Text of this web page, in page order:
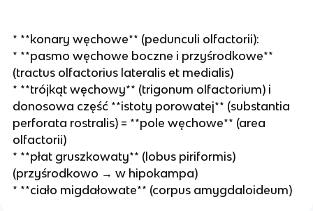
* **konary węchowe** (pedunculi olfactorii):
* **pasmo węchowe boczne i przyśrodkowe**
(tractus olfactorius lateralis et medialis)
* **trójkąt węchowy** (trigonum olfactorium) i
donosowa część **istoty porowatej** (substantia
perforata rostralis) = **pole węchowe** (area
olfactorii)
* **płat gruszkowaty** (lobus piriformis)
(przyśrodkowo → w hipokampa)
* **ciało migdałowate** (corpus amygdaloideum)